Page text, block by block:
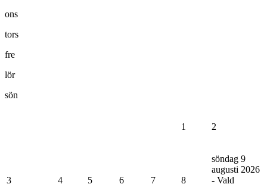
ons
tors
fre
lör
sön
1 2
3 4 5 6 7 8
söndag 9
augusti 2026
- Vald